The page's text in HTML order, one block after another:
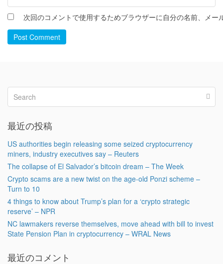
次回のコメントで使用するためブラウザーに自分の名前、メー
Post Comment
最近の投稿
US authorities begin releasing some seized cryptocurrency
miners, industry executives say – Reuters
The collapse of El Salvador’s bitcoin dream – The Week
Crypto scams are a new twist on the age-old Ponzi scheme –
Turn to 10
4 things to know about Trump’s plan for a ‘crypto strategic
reserve’ – NPR
NC lawmakers reverse themselves, move ahead with bill to invest
State Pension Plan in cryptocurrency – WRAL News
最近のコメント